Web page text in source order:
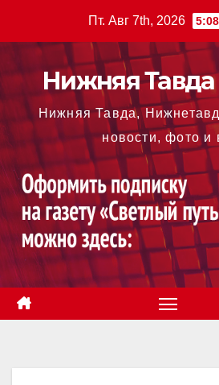
содержимому
Пт. Авг 7th, 2026
Нижняя Тавда
Нижняя Тавда,
новости, фото и